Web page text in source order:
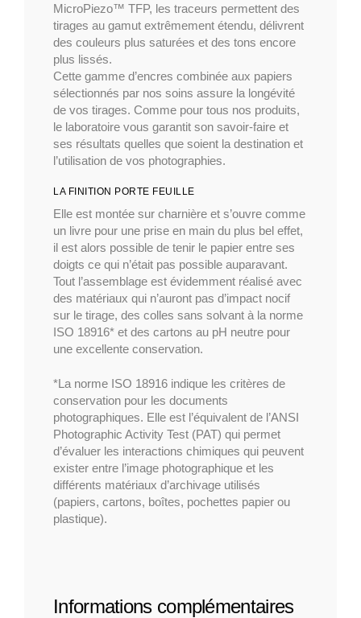
MicroPiezo™ TFP, les traceurs permettent des
tirages au gamut extrêmement étendu, délivrent
des couleurs plus saturées et des tons encore
plus lissés.
Cette gamme d’encres combinée aux papiers
sélectionnés par nos soins assure la longévité
de vos tirages. Comme pour tous nos produits,
le laboratoire vous garantit son savoir-faire et
ses résultats quelles que soient la destination et
l’utilisation de vos photographies.
LA FINITION PORTE FEUILLE
Elle est montée sur charnière et s’ouvre comme
un livre pour une prise en main du plus bel effet,
il est alors possible de tenir le papier entre ses
doigts ce qui n’était pas possible auparavant.
Tout l’assemblage est évidemment réalisé avec
des matériaux qui n’auront pas d’impact nocif
sur le tirage, des colles sans solvant à la norme
ISO 18916* et des cartons au pH neutre pour
une excellente conservation.
*La norme ISO 18916 indique les critères de
conservation pour les documents
photographiques. Elle est l’équivalent de l’ANSI
Photographic Activity Test (PAT) qui permet
d’évaluer les interactions chimiques qui peuvent
exister entre l’image photographique et les
différents matériaux d’archivage utilisés
(papiers, cartons, boîtes, pochettes papier ou
plastique).
Informations complémentaires